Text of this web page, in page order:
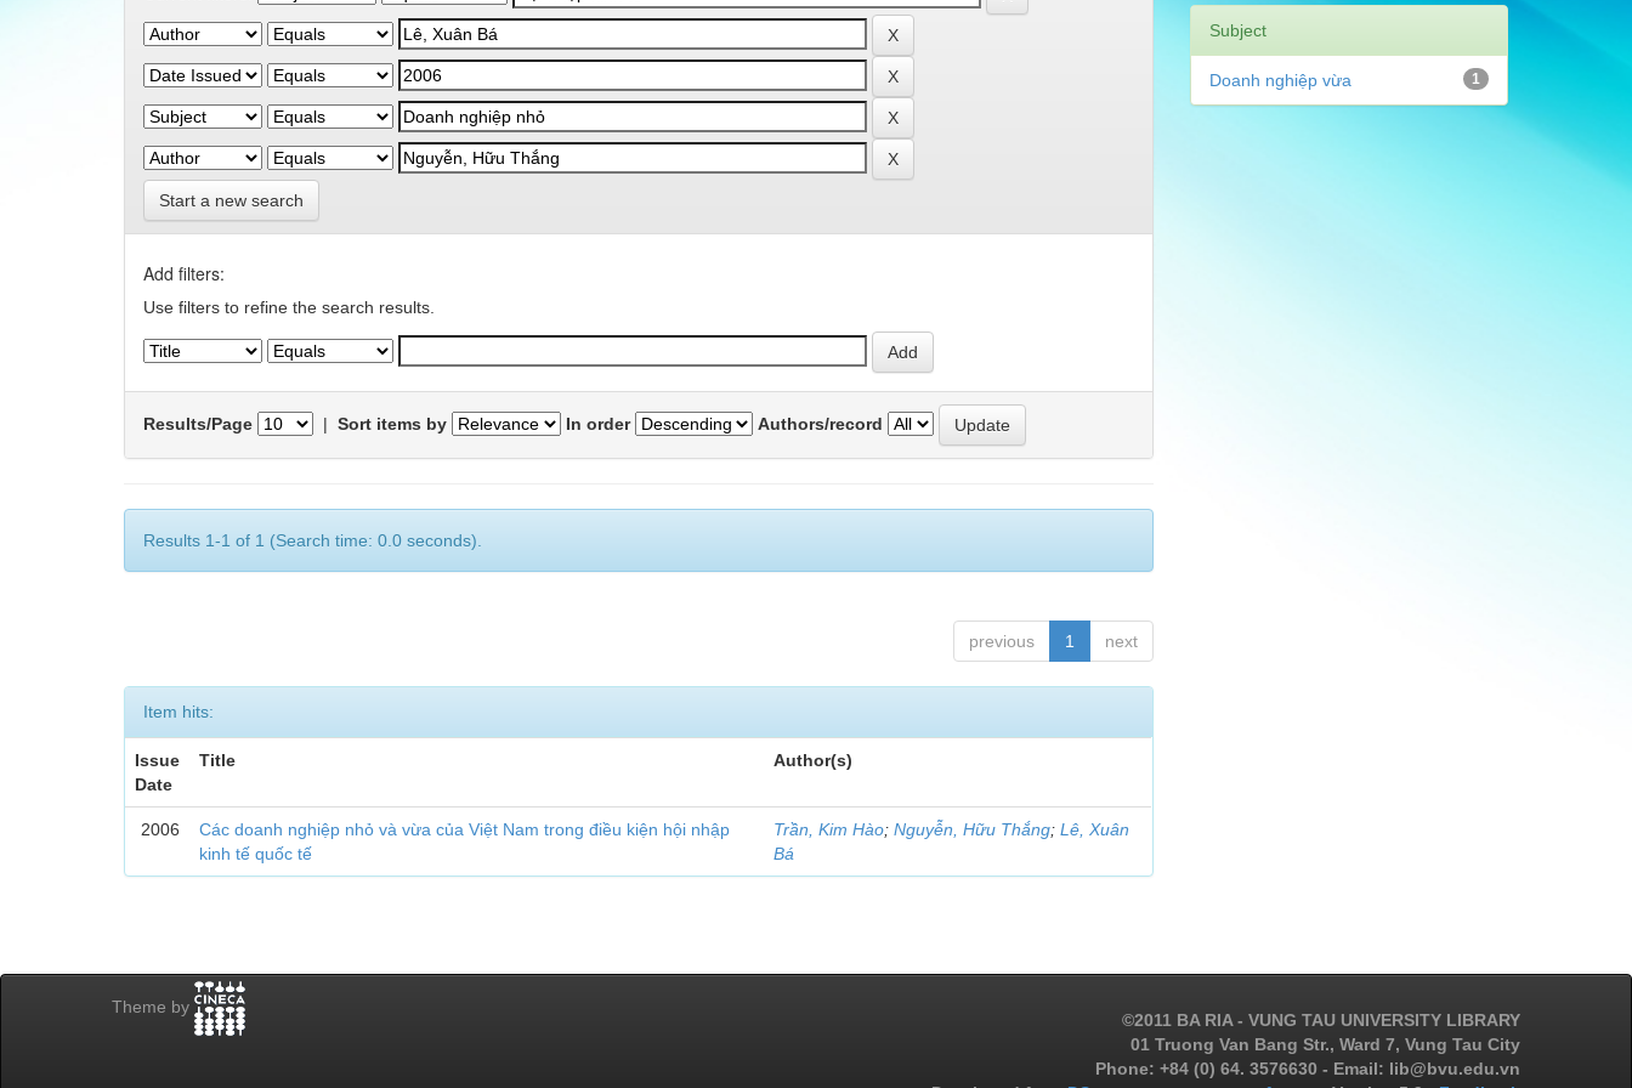
Start a new search
Add filters:
Use filters to refine the search results.
Results/Page | Sort items by In order Authors/record
Results 1-1 of 1 (Search time: 0.0 seconds).
previous 1 next
Item hits:
Issue
Date
Title Author(s)
2006
Các doanh nghiệp nhỏ và vừa của Việt Nam trong điều kiện hội nhập
kinh tế quốc tế
Trần, Kim Hào;Nguyễn, Hữu Thắng;Lê, Xuân
Bá
Subject
1
Doanh nghiệp vừa
Theme by
©2011 BA RIA - VUNG TAU UNIVERSITY LIBRARY
01 Truong Van Bang Str., Ward 7, Vung Tau City
Phone: +84 (0) 64. 3576630 - Email: lib@bvu.edu.vn